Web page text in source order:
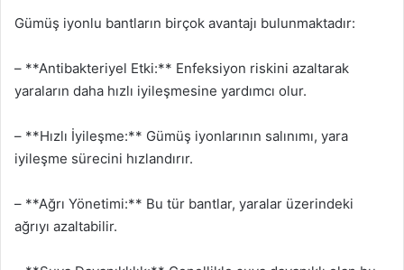
Gümüş iyonlu bantların birçok avantajı bulunmaktadır:
– **Antibakteriyel Etki:** Enfeksiyon riskini azaltarak
yaraların daha hızlı iyileşmesine yardımcı olur.
– **Hızlı İyileşme:** Gümüş iyonlarının salınımı, yara
iyileşme sürecini hızlandırır.
– **Ağrı Yönetimi:** Bu tür bantlar, yaralar üzerindeki
ağrıyı azaltabilir.